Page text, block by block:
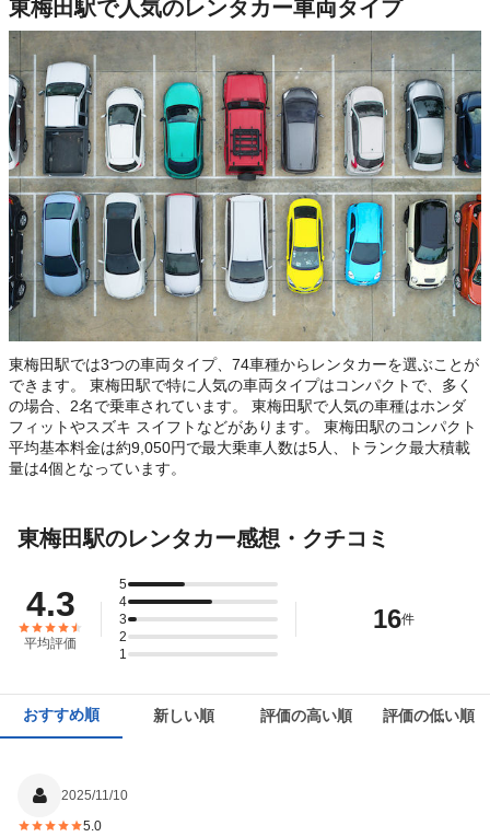
東梅田駅で人気のレンタカー車両タイプ
東梅田駅では3つの車両タイプ、74車種からレンタカーを選ぶことが
できます。 東梅田駅で特に人気の車両タイプはコンパクトで、多く
の場合、2名で乗車されています。 東梅田駅で人気の車種はホンダ
フィットやスズキ スイフトなどがあります。 東梅田駅のコンパクト
平均基本料金は約9,050円で最大乗車人数は5人、トランク最大積載
量は4個となっています。
東梅田駅のレンタカー感想・クチコミ
4.3
平均評価
5
4
3
2
1
16件
おすすめ順 新しい順 評価の高い順 評価の低い順
2025/11/10
5.0